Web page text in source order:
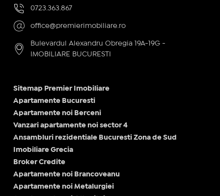
0723.363.867
office@premierimobiliare.ro
Bulevardul Alexandru Obregia 19A-19G -
IMOBILIARE BUCURESTI
Sitemap Premier Imobiliare
Apartamente Bucuresti
Apartamente noi Berceni
Vanzari apartamente noi sector 4
Ansambluri rezidentiale Bucuresti Zona de Sud
Imobiliare Grecia
Broker Credite
Apartamente noi Brancoveanu
Apartamente noi Metalurgiei